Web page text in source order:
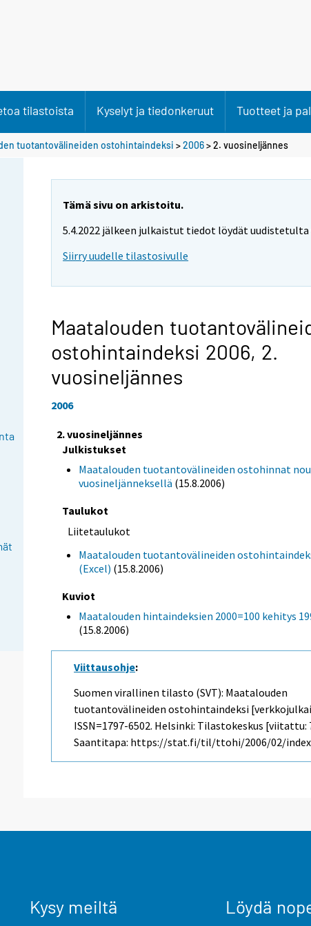
tilastoista Kyselyt ja tiedonkeruut Tuotteet ja
tuotantovälineiden ostohintaindeksi >2006>2. vuosineljännes
Tämä sivu on arkistoitu.
5.4.2022 jälkeen julkaistut tiedot löydät
Siirry uudelle tilastosivulle
Maatalouden
ostohintaindeksi 2006, 2.
vuosineljännes
2006
2. vuosineljännes
Julkistukset
Maatalouden tuotantovälineiden ostohinnat
vuosineljänneksellä (15.8.2006)
Taulukot
Liitetaulukot
Maatalouden tuotantovälineiden
(Excel) (15.8.2006)
Kuviot
Maatalouden hintaindeksien 2000=100 kehitys
(15.8.2006)
Viittausohje:
Suomen virallinen tilasto (SVT): Maatalouden
tuotantovälineiden ostohintaindeksi
ISSN=1797-6502. Helsinki: Tilastokeskus [viitattu:
Saantitapa: https://stat.fi/til/ttohi/2006/02/
Kysy meiltä Löydä